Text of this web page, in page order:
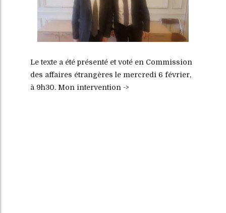
Le texte a été présenté et voté en Commission
des affaires étrangères le mercredi 6 février,
à 9h30. Mon intervention ->